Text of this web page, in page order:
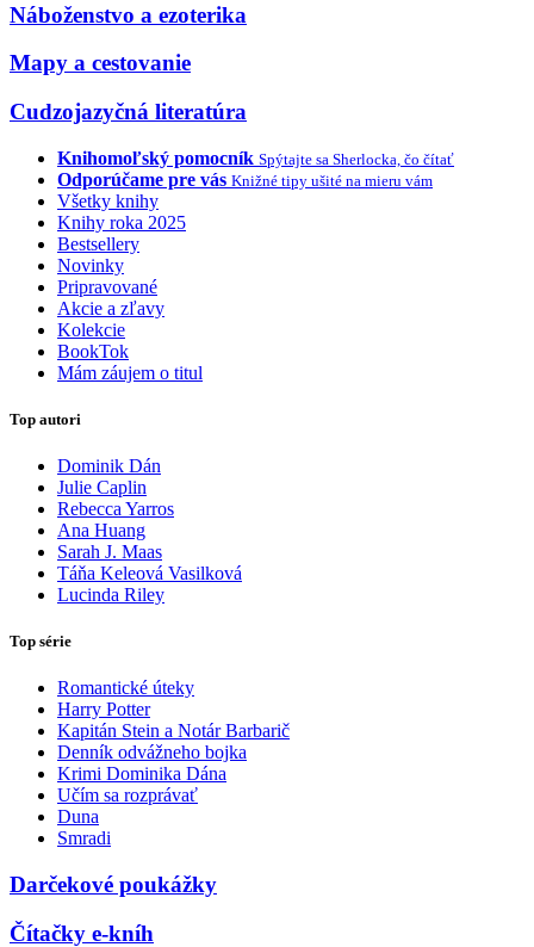
Náboženstvo a ezoterika
Mapy a cestovanie
Cudzojazyčná literatúra
Knihomoľský pomocník Spýtajte sa Sherlocka, čo čítať
Odporúčame pre vás Knižné tipy ušité na mieru vám
Všetky knihy
Knihy roka 2025
Bestsellery
Novinky
Pripravované
Akcie a zľavy
Kolekcie
BookTok
Mám záujem o titul
Top autori
Dominik Dán
Julie Caplin
Rebecca Yarros
Ana Huang
Sarah J. Maas
Táňa Keleová Vasilková
Lucinda Riley
Top série
Romantické úteky
Harry Potter
Kapitán Stein a Notár Barbarič
Denník odvážneho bojka
Krimi Dominika Dána
Učím sa rozprávať
Duna
Smradi
Darčekové poukážky
Čítačky e-kníh